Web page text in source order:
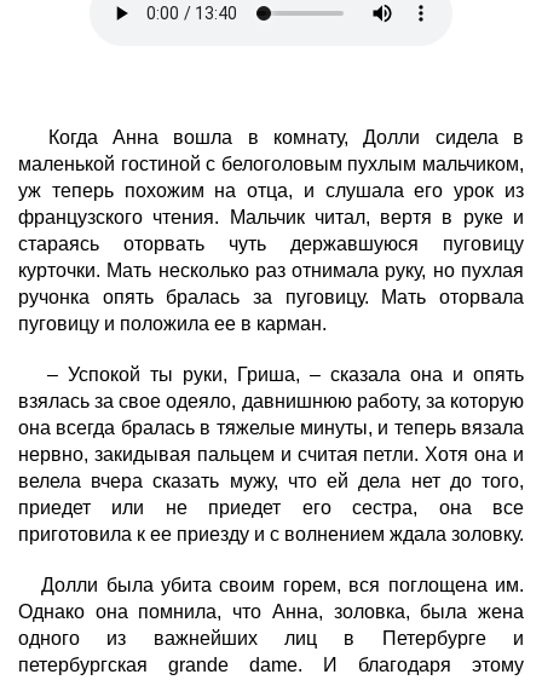
Когда Анна вошла в комнату, Долли сидела в
маленькой гостиной с белоголовым пухлым мальчиком,
уж теперь похожим на отца, и слушала его урок из
французского чтения. Мальчик читал, вертя в руке и
стараясь оторвать чуть державшуюся пуговицу
курточки. Мать несколько раз отнимала руку, но пухлая
ручонка опять бралась за пуговицу. Мать оторвала
пуговицу и положила ее в карман.
– Успокой ты руки, Гриша, – сказала она и опять
взялась за свое одеяло, давнишнюю работу, за которую
она всегда бралась в тяжелые минуты, и теперь вязала
нервно, закидывая пальцем и считая петли. Хотя она и
велела вчера сказать мужу, что ей дела нет до того,
приедет или не приедет его сестра, она все
приготовила к ее приезду и с волнением ждала золовку.
Долли была убита своим горем, вся поглощена им.
Однако она помнила, что Анна, золовка, была жена
одного из важнейших лиц в Петербурге и
петербургская grande dame. И благодаря этому